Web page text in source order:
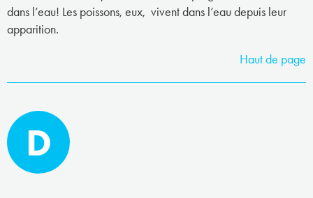
dans l’eau! Les poissons, eux, vivent dans l’eau depuis leur
apparition.
Haut de page
D